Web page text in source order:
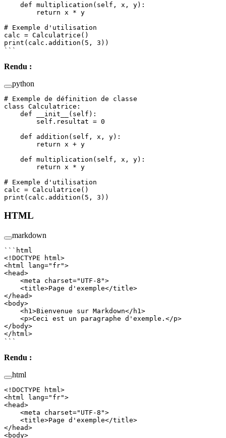
    def
multiplication (self, x, y):
        return
x * y
# Exemple d'utilisation
calc = Calculatrice()
print (calc.addition( 5 , 3 ))
```
Rendu :
python
# Exemple de définition de classe
class Calculatrice :
    def
__init__
(self):
        self
.resultat = 0
    def
addition (self, x, y):
        return
x + y
    def
multiplication (self, x, y):
        return
x * y
# Exemple d'utilisation
calc = Calculatrice()
print (calc.addition( 5 , 3 ))
HTML
markdown
```html
<! DOCTYPE html>
<html lang="fr">
<head>
    <
meta charset="UTF-8">
    <
title>Page d'exemple</title>
</ head>
<body>
    <
h1>Bienvenue sur Markdown</ h1>
    <
p>Ceci est un paragraphe d'exemple.</p>
</ body>
</ html>
```
Rendu :
html
<! DOCTYPE html>
<html lang="fr">
<head>
    <
meta charset="UTF-8">
    <
title>Page d'exemple</title>
</ head>
<body>